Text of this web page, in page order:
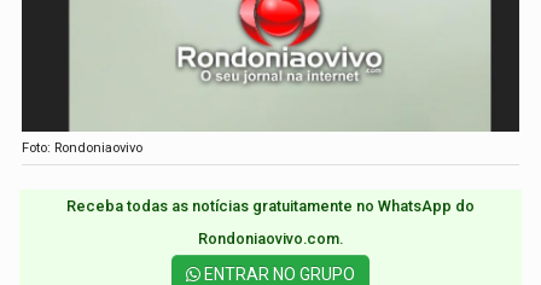
Foto: Rondoniaovivo
Receba todas as notícias gratuitamente no WhatsApp do
Rondoniaovivo.com.​
ENTRAR NO GRUPO